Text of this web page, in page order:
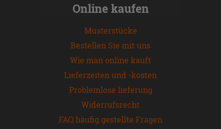
Online kaufen
Musterstücke
Bestellen Sie mit uns
Wie man online kauft
Lieferzeiten und -kosten
Problemlose lieferung
Widerrufsrecht
FAQ häufig gestellte Fragen